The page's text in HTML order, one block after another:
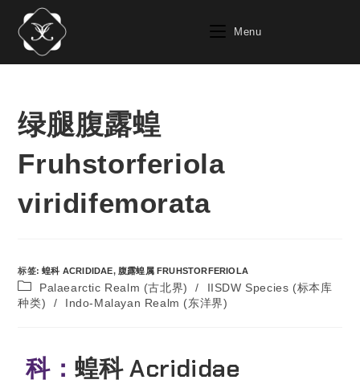
Menu
绿腿腹露蝗
Fruhstorferiola
viridifemorata
标签:蝗科 ACRIDIDAE, 腹露蝗属 FRUHSTORFERIOLA
Palaearctic Realm (古北界) /
IISDW Species (标本库
种类)
/ Indo-Malayan Realm (东洋界)
科： 蝗科 Acrididae